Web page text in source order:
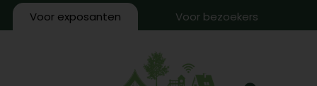
Voor exposanten Voor bezoekers